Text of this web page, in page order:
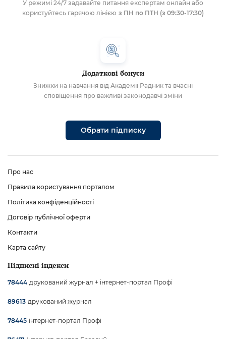
У режимі 24/7 задавайте питання експертам онлайн або
користуйтесь гарячою лінією з ПН по ПТН (з 09:30-17:30)
Додаткові бонуси
Знижки на навчання від Академії Радник та вчасні
сповіщення про важливі законодавчі зміни
Обрати підписку
Про нас
Правила користування порталом
Політика конфіденційності
Договір публічної оферти
Контакти
Карта сайту
Підписні індекси
78444 друкований журнал + інтернет-портал Профі
89613 друкований журнал
78445 інтернет-портал Профі